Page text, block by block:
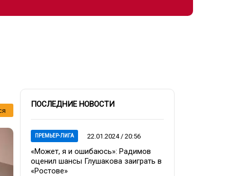
ПОСЛЕДНИЕ НОВОСТИ
ПРЕМЬЕР-ЛИГА 22.01.2024 / 20:56
«Может, я и ошибаюсь»: Радимов
оценил шансы Глушакова заиграть в
«Ростове»